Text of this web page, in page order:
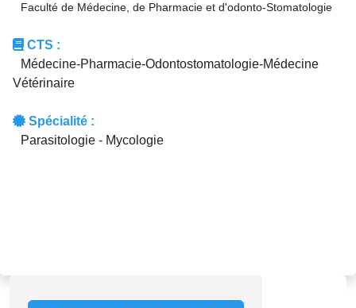
Faculté de Médecine, de Pharmacie et d'odonto-Stomatologie
CTS :
Médecine-Pharmacie-Odontostomatologie-Médecine
Vétérinaire
Spécialité :
Parasitologie - Mycologie